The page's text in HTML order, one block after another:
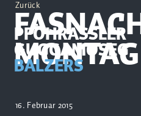
PFÖHRASSLER
GUGGAMOSEG
BALZERS
Zurück
MONTAG
16. Februar 2015